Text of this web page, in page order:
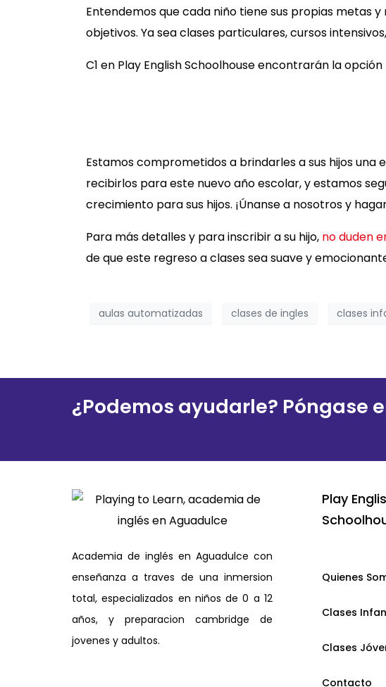
Entendemos que cada niño tiene sus propias metas
objetivos. Ya sea clases particulares, cursos
C1 en Play English Schoolhouse encontrarán la
Estamos comprometidos a brindarles a sus hijos una
recibirlos para este nuevo año escolar, y estamos
crecimiento para sus hijos. ¡Únanse a nosotros y
Para más detalles y para inscribir a su hijo, no duden
de que este regreso a clases sea suave y
aulas automatizadas clases de ingles clases
¿Podemos ayudarle? Póngase
Academia de inglés en Aguadulce con
enseñanza a traves de una inmersion
total, especializados en niños de 0 a 12
años, y preparacion cambridge de
jovenes y adultos.
Play
Quienes
Clases
Clases
Contacto